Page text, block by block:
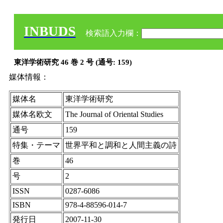
INBUDS 検索語入力欄：
東洋学術研究 46 巻 2 号 (通号: 159)
媒体情報：
媒体名
東洋学術研究
媒体名欧文
The Journal of Oriental Studies
通号
159
特集・テーマ
世界平和と調和と人間主義の詩
巻
46
号
2
ISSN
0287-6086
ISBN
978-4-88596-014-7
発行日
2007-11-30